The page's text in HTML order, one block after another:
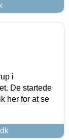
i
De startede
her for at se